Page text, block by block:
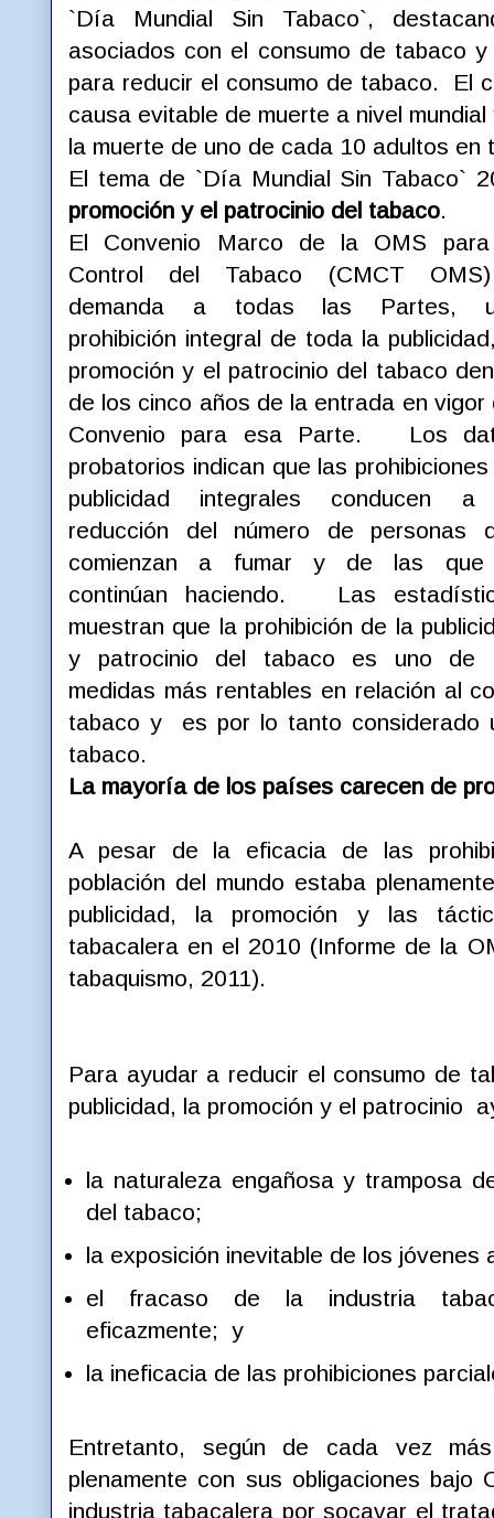
`Día Mundial Sin Tabaco`,
asociados con el consumo de tabaco
para reducir el consumo de tabaco. El
causa evitable de muerte a nivel
la muerte de uno de cada 10 adultos en
El tema de `Día Mundial Sin Tabaco`
promoción y el patrocinio del tabaco.
El Convenio Marco de la OMS
Control del Tabaco (CMCT
demanda a todas las Partes,
prohibición integral de toda la
promoción y el patrocinio del tabaco
de los cinco años de la entrada en vigor
Convenio para esa Parte. Los
probatorios indican que las
publicidad integrales conducen
reducción del número de personas
comienzan a fumar y de las
continúan haciendo. Las
muestran que la prohibición de la
y patrocinio del tabaco es uno de
medidas más rentables en relación al
tabaco y es por lo tanto considerado
tabaco.
La mayoría de los países carecen de
A pesar de la eficacia de las
población del mundo estaba
publicidad, la promoción y las
tabacalera en el 2010 (Informe de la
tabaquismo, 2011).
Para ayudar a reducir el consumo de
publicidad, la promoción y el patrocinio
la naturaleza engañosa y tramposa
del tabaco;
la exposición inevitable de los jóvenes
el fracaso de la industria
eficazmente; y
la ineficacia de las prohibiciones
Entretanto, según de cada vez
plenamente con sus obligaciones
industria tabacalera por socavar el